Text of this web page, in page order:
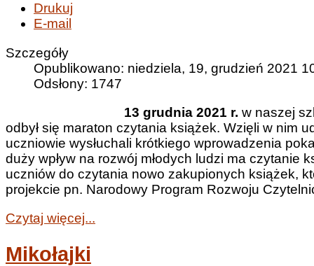
Drukuj
E-mail
Szczegóły
Opublikowano: niedziela, 19, grudzień 2021
Odsłony: 1747
13 grudnia 2021 r. w naszej
odbył się maraton czytania książek. Wzięli w nim
uczniowie wysłuchali krótkiego wprowadzenia
duży wpływ na rozwój młodych ludzi ma czytanie
uczniów do czytania nowo zakupionych książek,
projekcie pn. Narodowy Program Rozwoju
Czytaj więcej...
Mikołajki